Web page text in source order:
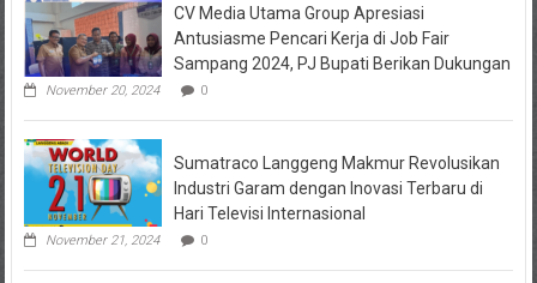
KPRI
Sejahtera
Diselidiki
Kejari
Pihak
Dipanggil
CV Media Utama Group Apresiasi
Antusiasme Pencari Kerja di Job Fair
Sampang 2024, PJ Bupati Berikan Dukungan
November 20, 2024 0
Sumatraco Langgeng Makmur Revolusikan
Industri Garam dengan Inovasi Terbaru di
Hari Televisi Internasional
November 21, 2024 0